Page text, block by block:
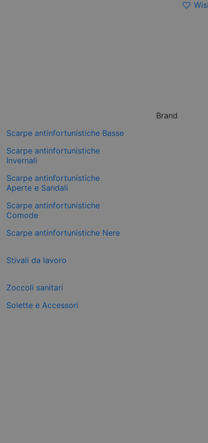
Scarpe antinfortunistiche Basse
Scarpe antinfortunistiche
Invernali
Scarpe antinfortunistiche
Aperte e Sandali
Scarpe antinfortunistiche
Comode
Scarpe antinfortunistiche Nere
Stivali da lavoro
Zoccoli sanitari
Solette e Accessori
Brand